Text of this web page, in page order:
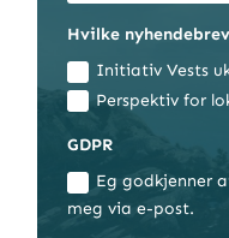
Hvilke
Initiativ Vests
Perspektiv for
GDPR
Eg godkjenner
meg via e-post.